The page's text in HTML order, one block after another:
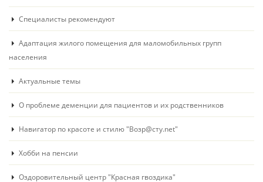
Специалисты рекомендуют
Адаптация жилого помещения для маломобильных групп
населения
Актуальные темы
О проблеме деменции для пациентов и их родственников
Навигатор по красоте и стилю "Возр@сту.net"
Хобби на пенсии
Оздоровительный центр "Красная гвоздика"